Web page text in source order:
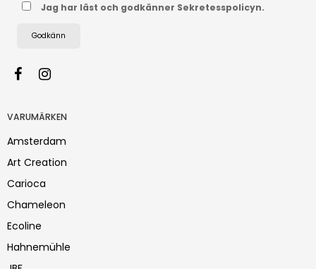
Jag har läst och godkänner Sekretesspolicyn.
Godkänn
VARUMÄRKEN
Amsterdam
Art Creation
Carioca
Chameleon
Ecoline
Hahnemühle